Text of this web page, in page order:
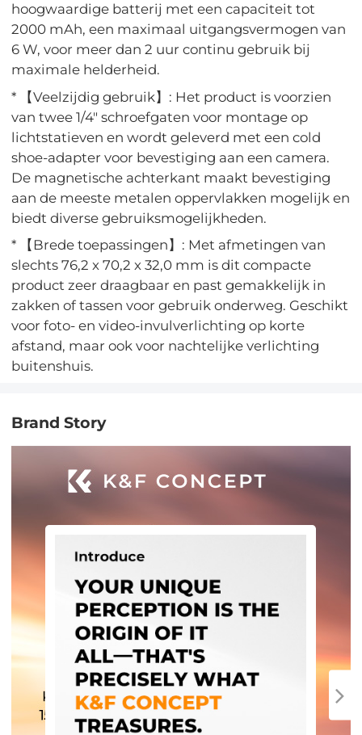
hoogwaardige batterij met een capaciteit tot
2000 mAh, een maximaal uitgangsvermogen van
6 W, voor meer dan 2 uur continu gebruik bij
maximale helderheid.
* 【Veelzijdig gebruik】: Het product is voorzien
van twee 1/4" schroefgaten voor montage op
lichtstatieven en wordt geleverd met een cold
shoe-adapter voor bevestiging aan een camera.
De magnetische achterkant maakt bevestiging
aan de meeste metalen oppervlakken mogelijk en
biedt diverse gebruiksmogelijkheden.
* 【Brede toepassingen】: Met afmetingen van
slechts 76,2 x 70,2 x 32,0 mm is dit compacte
product zeer draagbaar en past gemakkelijk in
zakken of tassen voor gebruik onderweg. Geschikt
voor foto- en video-invulverlichting op korte
afstand, maar ook voor nachtelijke verlichting
buitenshuis.
Brand Story